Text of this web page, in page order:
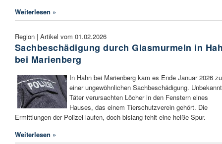
Weiterlesen »
Region | Artikel vom 01.02.2026
Sachbeschädigung durch Glasmurmeln in
bei Marienberg
In Hahn bei Marienberg kam es Ende Januar 2026 zu
einer ungewöhnlichen Sachbeschädigung.
Täter verursachten Löcher in den Fenstern eines
Hauses, das einem Tierschutzverein gehört. Die
Ermittlungen der Polizei laufen, doch bislang fehlt eine heiße Spur.
Weiterlesen »